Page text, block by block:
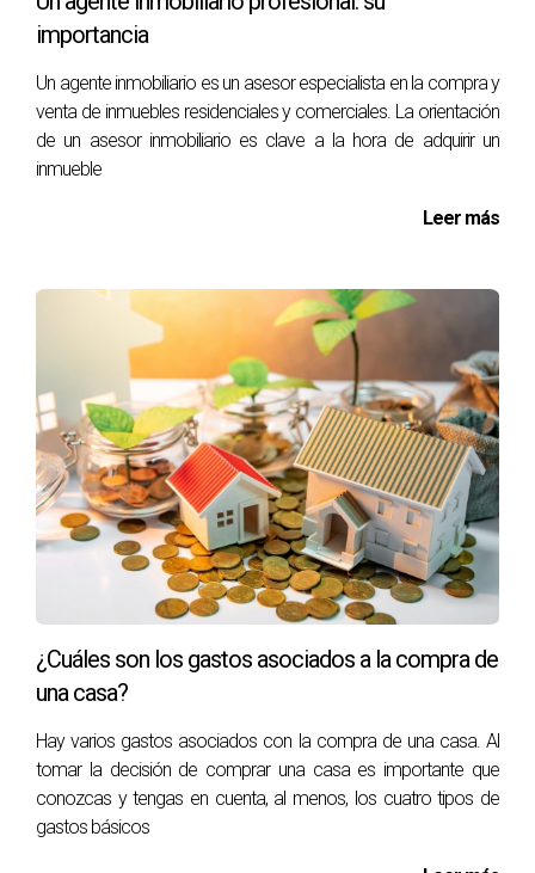
importancia
Un agente inmobiliario es un asesor especialista en la compra y
venta de inmuebles residenciales y comerciales. La orientación
de un asesor inmobiliario es clave a la hora de adquirir un
inmueble
Leer más
¿Cuáles son los gastos asociados a la compra de
una casa?
Hay varios gastos asociados con la compra de una casa. Al
tomar la decisión de comprar una casa es importante que
conozcas y tengas en cuenta, al menos, los cuatro tipos de
gastos básicos